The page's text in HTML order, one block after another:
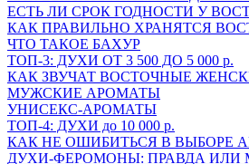
ЕСТЬ ЛИ СРОК ГОДНОСТИ У
КАК ПРАВИЛЬНО ХРАНЯТСЯ
ЧТО ТАКОЕ БАХУР
ТОП-3: ДУХИ ОТ 3 500 ДО 5 000 р.
КАК ЗВУЧАТ ВОСТОЧНЫЕ
МУЖСКИЕ АРОМАТЫ
УНИСЕКС-АРОМАТЫ
ТОП-4: ДУХИ до 10 000 р.
КАК НЕ ОШИБИТЬСЯ В ВЫБОРЕ
ДУХИ-ФЕРОМОНЫ: ПРАВДА ИЛИ